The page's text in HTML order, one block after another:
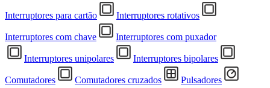
Interruptores para cartão Interruptores rotativos
Interruptores com chave Interruptores com puxador
Interruptores unipolares Interruptores bipolares
Comutadores Comutadores cruzados Pulsadores